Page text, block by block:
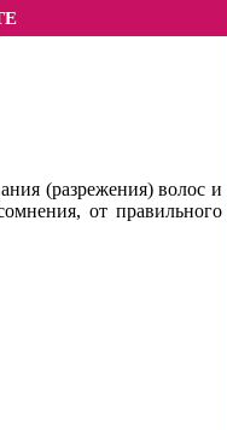
(разрежения) волос и
от правильного